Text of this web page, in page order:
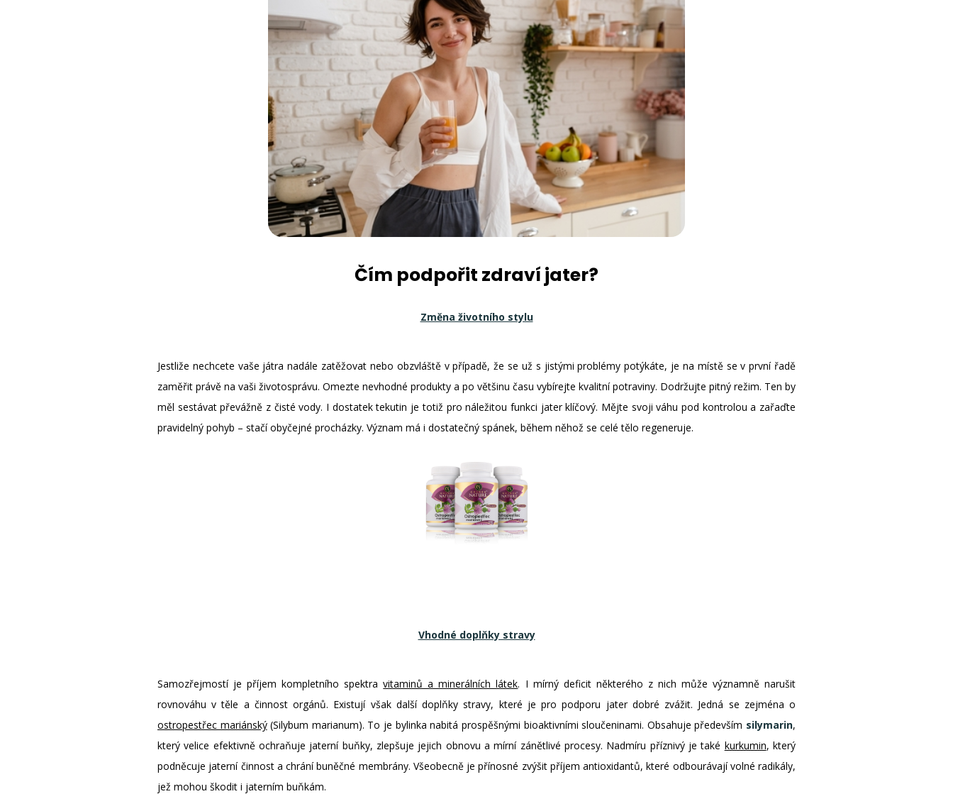
Čím podpořit zdraví jater?
Změna životního stylu
Jestliže nechcete vaše játra nadále zatěžovat nebo obzvláště v případě, že se už s jistými problémy potýkáte, je na místě se v první řadě
zaměřit právě na vaši životosprávu. Omezte nevhodné produkty a po většinu času vybírejte kvalitní potraviny. Dodržujte pitný režim. Ten by
měl sestávat převážně z čisté vody. I dostatek tekutin je totiž pro náležitou funkci jater klíčový. Mějte svoji váhu pod kontrolou a zařaďte
pravidelný pohyb – stačí obyčejné procházky. Význam má i dostatečný spánek, během něhož se celé tělo regeneruje.
Vhodné doplňky stravy
Samozřejmostí je příjem kompletního spektravitaminů a minerálních látek. I mírný deficit některého z nich může významně narušit
rovnováhu v těle a činnost orgánů. Existují však další doplňky stravy, které je pro podporu jater dobré zvážit. Jedná se zejména o
ostropestřec mariánský(Silybum marianum). To je bylinka nabitá prospěšnými bioaktivními sloučeninami. Obsahuje především silymarin,
který velice efektivně ochraňuje jaterní buňky, zlepšuje jejich obnovu a mírní zánětlivé procesy. Nadmíru příznivý je také kurkumin, který
podněcuje jaterní činnost a chrání buněčné membrány. Všeobecně je přínosné zvýšit příjem antioxidantů, které odbourávají volné radikály,
jež mohou škodit i jaterním buňkám.